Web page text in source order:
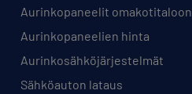
Aurinkopaneelit omakotitaloon
Aurinkopaneelien hinta
Aurinkosähköjärjestelmät
Sähköauton lataus